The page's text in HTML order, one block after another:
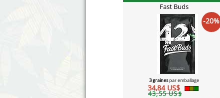
Fast Buds
-20%
3 grainespar emballage
34,84 US$
43,55 US$